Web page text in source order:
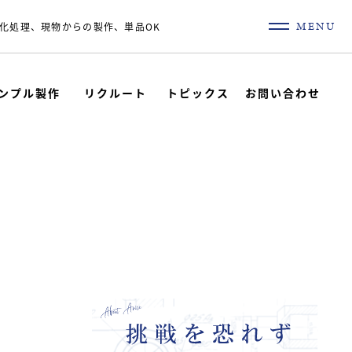
処理、現物からの製作、単品OK MENU
プル製作 リクルート トピックス お問い合わせ